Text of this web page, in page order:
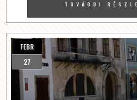
TOVÁBBI
FEBR
27